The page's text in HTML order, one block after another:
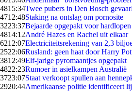
4815:34Twee pubers in Den Bosch
4712:48Staking na ontslag om pornosite
3223:37Bejaarde opgepakt voor hardlopen
4814:12André Hazes en Rachel uit elkaar
6212:07Electriciteitsrekening van 2,3
2522:06Rusland: geen haat door Harry
3812:49Elf-jarige pyromaantjes opgepakt
4822:23Rumoer in asielkampen Australië
3723:07Staat verkoopt spullen aan
2920:44Amerikaanse politie identificeert